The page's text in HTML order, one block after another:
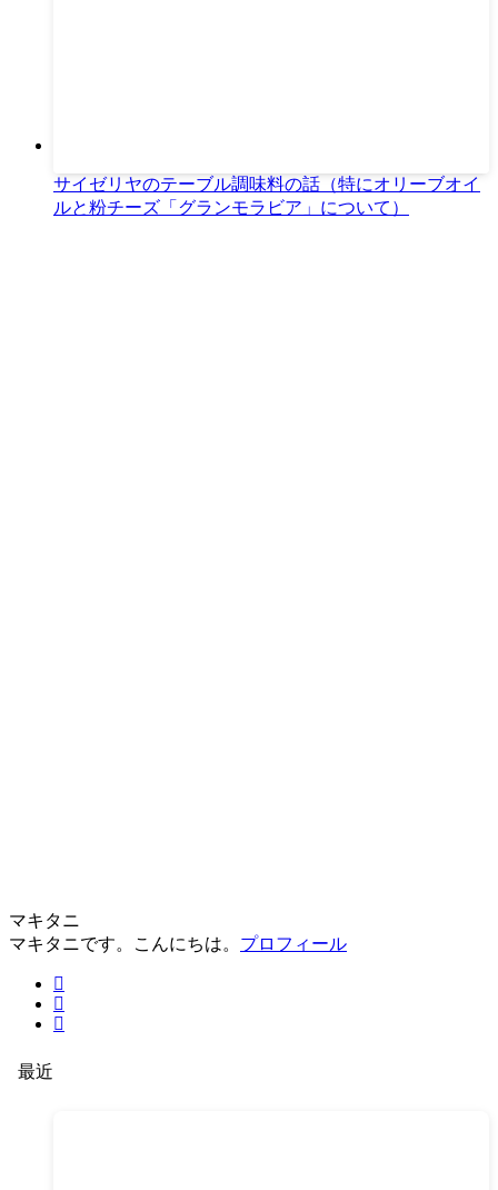
サイゼリヤのテーブル調味料の話（特にオリーブオイ
ルと粉チーズ「グランモラビア」について）
マキタニ
マキタニです。こんにちは。 プロフィール
最近